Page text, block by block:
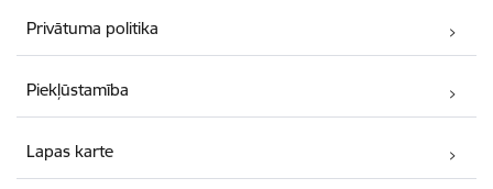
Privātuma politika
Piekļūstamība
Lapas karte